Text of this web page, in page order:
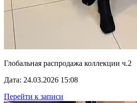
Глобальная распродажа коллекции ч.2
Дата: 24.03.2026 15:08
Перейти к записи